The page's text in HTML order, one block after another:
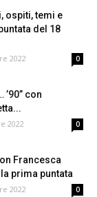
ospiti, temi e
del 18
2022 0
’90” con
2022 0
Francesca
prima puntata
2022 0